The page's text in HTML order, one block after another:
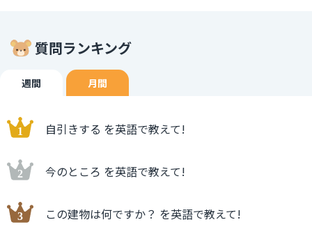
質問ランキング
週間 月間
自引きする を英語で教えて!
今のところ を英語で教えて!
この建物は何ですか？ を英語で教えて!